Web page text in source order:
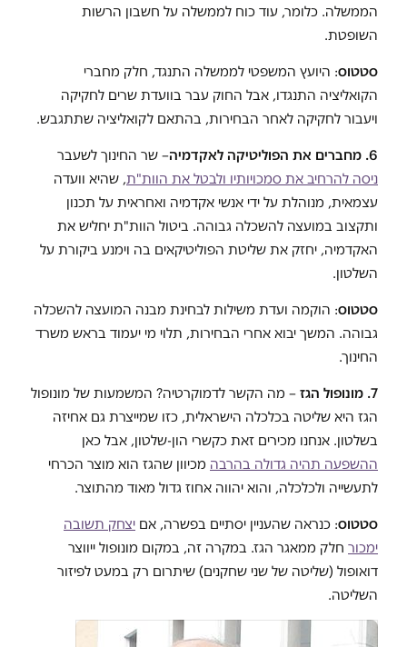
הממשלה. כלומר, עוד כוח לממשלה על חשבון הרשות
השופטת.
סטטוס: היועץ המשפטי לממשלה התנגד, חלק מחברי
הקואליציה התנגדו, אבל החוק עבר בוועדת שרים לחקיקה
ויעבור לחקיקה לאחר הבחירות, בהתאם לקואליציה שתתגבש.
6. מחברים את הפוליטיקה לאקדמיה
– שר החינוך לשעבר
ניסה להרחיב את סמכויותיו ולבטל את הוות"ת, שהיא וועדה
עצמאית, מנוהלת על ידי אנשי אקדמיה ואחראית על תכנון
ותקצוב במועצה להשכלה גבוהה. ביטול הוות"ת יחליש את
האקדמיה, יחזק את שליטת הפוליטיקאים בה וימנע ביקורת על
השלטון.
סטטוס: הוקמה ועדת משילות לבחינת מבנה המועצה להשכלה
גבוהה. המשך יבוא אחרי הבחירות, תלוי מי יעמוד בראש משרד
החינוך.
7. מונופול הגז
– מה הקשר לדמוקרטיה? המשמעות של מונופול
הגז היא שליטה בכלכלה הישראלית, כזו שמייצרת גם אחיזה
בשלטון. אנחנו מכירים זאת כקשרי הון-שלטון, אבל כאן
ההשפעה תהיה גדולה בהרבה מכיוון שהגז הוא מוצר הכרחי
לתעשייה ולכלכלה, והוא יהווה אחוז גדול מאוד מהתוצר.
סטטוס: כנראה שהעניין יסתיים בפשרה, אם יצחק תשובה
ימכור חלק ממאגר הגז. במקרה זה, במקום מונופול ייווצר
דואופול (שליטה של שני שחקנים) שיתרום רק במעט לפיזור
השליטה.